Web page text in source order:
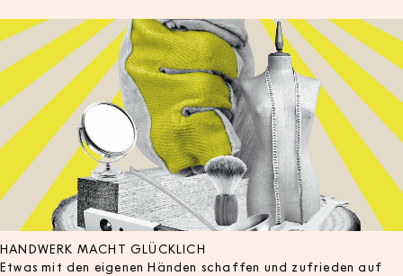
HANDWERK MACHT GLÜCKLICH
Etwas mit den eigenen Händen schaffen und zufrieden auf